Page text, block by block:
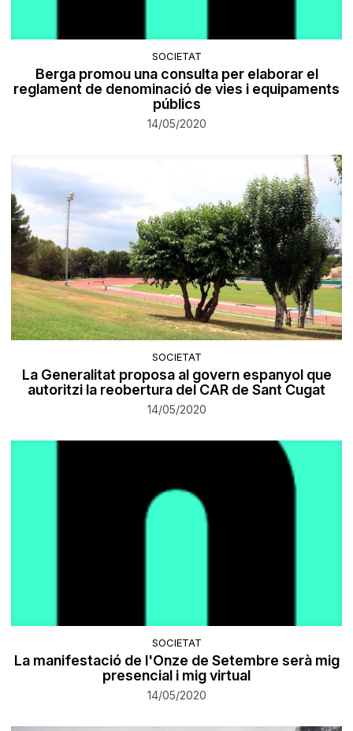
SOCIETAT
Berga promou una consulta per elaborar el
reglament de denominació de vies i equipaments
públics
14/05/2020
SOCIETAT
La Generalitat proposa al govern espanyol que
autoritzi la reobertura del CAR de Sant Cugat
14/05/2020
SOCIETAT
La manifestació de l'Onze de Setembre serà mig
presencial i mig virtual
14/05/2020